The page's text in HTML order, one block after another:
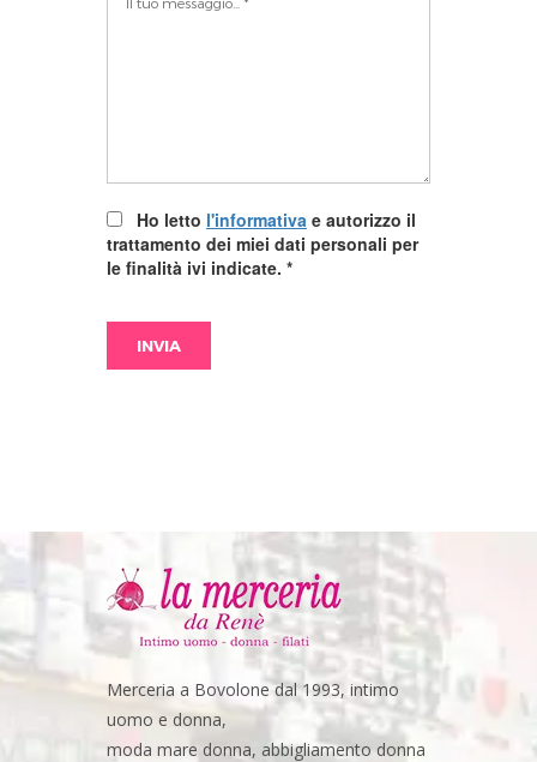
Ho letto l'informativa e autorizzo il
trattamento dei miei dati personali per
le finalità ivi indicate. *
Merceria a Bovolone dal 1993, intimo
uomo e donna,
moda mare donna, abbigliamento donna